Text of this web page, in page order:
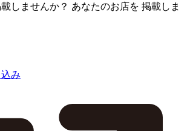
しませんか？ あなたのお店を 掲載しま
み